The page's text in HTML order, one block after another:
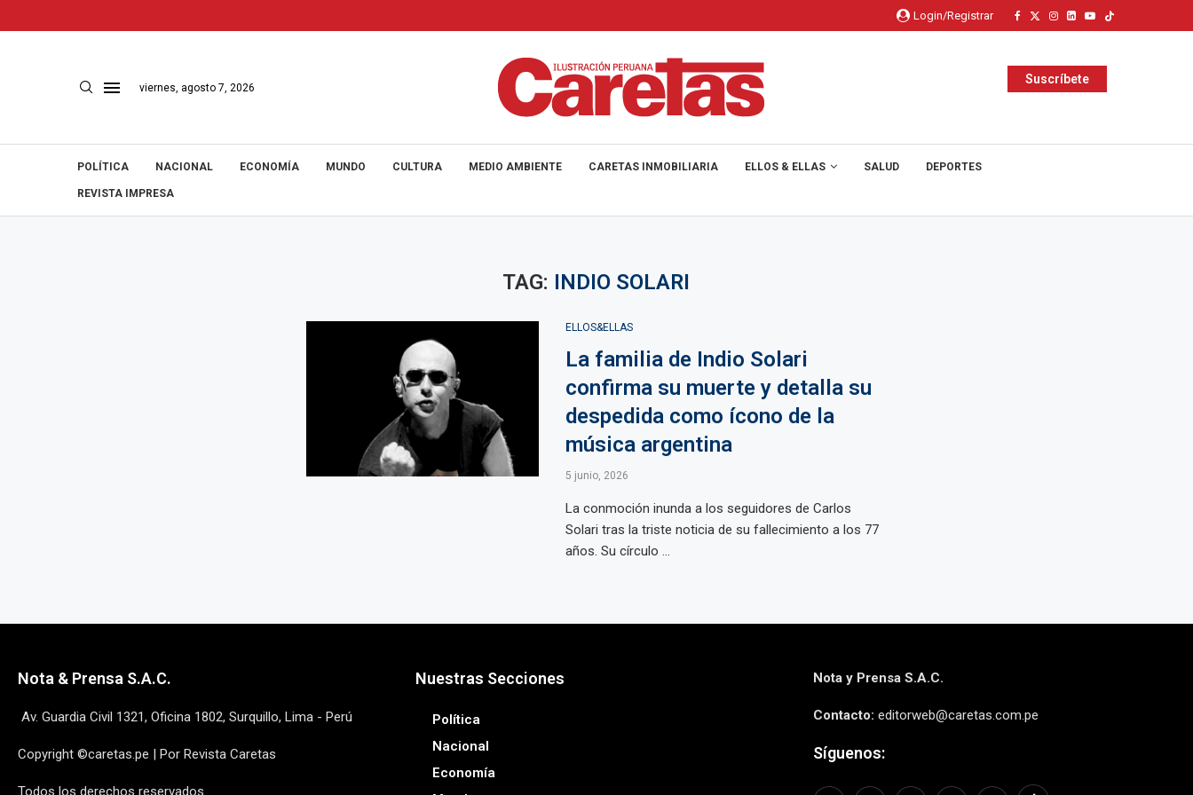
Login/Registrar
viernes, agosto 7, 2026
Suscríbete
POLÍTICA NACIONAL ECONOMÍA MUNDO CULTURA MEDIO AMBIENTE CARETAS INMOBILIARIA ELLOS & ELLAS SALUD DEPORTES
REVISTA IMPRESA
TAG: INDIO SOLARI
ELLOS&ELLAS
La familia de Indio Solari
confirma su muerte y detalla su
despedida como ícono de la
música argentina
5 junio, 2026
La conmoción inunda a los seguidores de Carlos
Solari tras la triste noticia de su fallecimiento a los 77
años. Su círculo ...
Nota & Prensa S.A.C.
Av. Guardia Civil 1321, Oficina 1802, Surquillo, Lima - Perú
Copyright ©caretas.pe | Por Revista Caretas
Todos los derechos reservados
Nuestras Secciones
Política
Nacional
Economía
Nota y Prensa S.A.C.
Contacto: editorweb@caretas.com.pe
Síguenos: